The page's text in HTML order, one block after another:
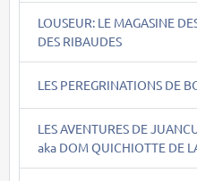
LOUSEUR: LE MAGASINE
DES RIBAUDES
LES PEREGRINATIONS DE
LES AVENTURES DE
aka DOM QUICHIOTTE DE